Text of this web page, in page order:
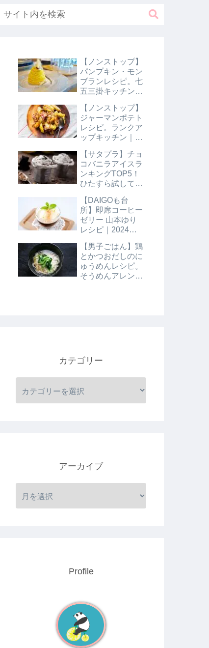
【ノンストップ】
パンプキン・モン
ブランレシピ。七
五三掛キッチン｜
【ノンストップ】
ジャーマンポテト
レシピ。ランクア
ップキッチン｜10
【サタプラ】チョ
コバニラアイスラ
ンキングTOP5！
ひたすら試してラ
日【サタデープラ
ス】
【DAIGOも台
所】即席コーヒー
ゼリー 山本ゆり
レシピ｜2024年8
【男子ごはん】鶏
とかつおだしのに
ゅうめんレシピ。
そうめんアレンジ
カテゴリー
アーカイブ
Profile